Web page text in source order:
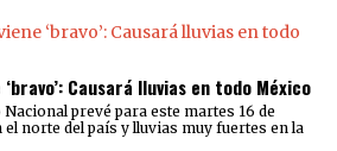
Causará lluvias en todo México
prevé para este martes 16 de
norte del país y lluvias muy fuertes en la